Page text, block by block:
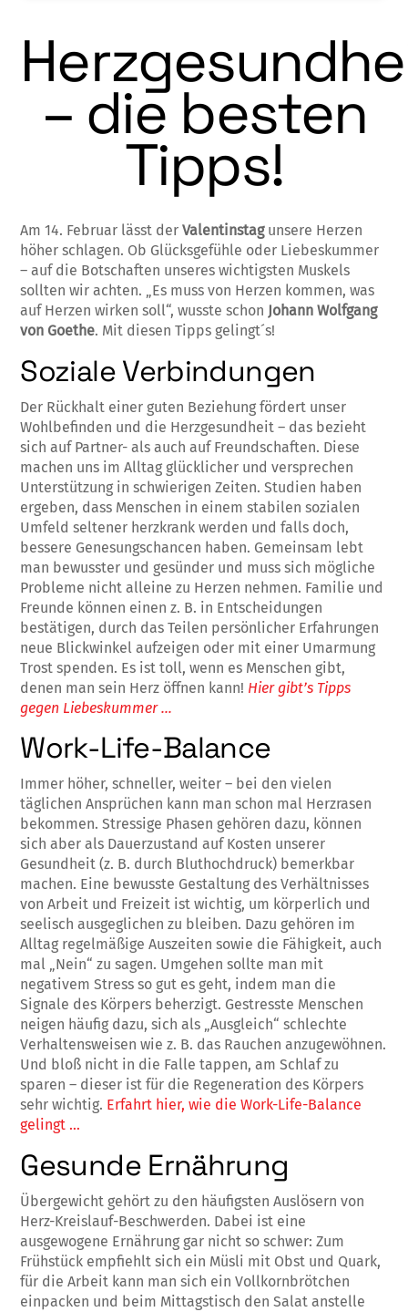
– die besten
Tipps!
Am 14. Februar lässt derValentinstagunsere Herzen
höher schlagen. Ob Glücksgefühle oder Liebeskummer
– auf die Botschaften unseres wichtigsten Muskels
sollten wir achten. „Es muss von Herzen kommen, was
auf Herzen wirken soll“, wusste schon Johann Wolfgang
von Goethe. Mit diesen Tipps gelingt´s!
Soziale Verbindungen
Der Rückhalt einer guten Beziehung fördert unser
Wohlbefinden und die Herzgesundheit – das bezieht
sich auf Partner- als auch auf Freundschaften. Diese
machen uns im Alltag glücklicher und versprechen
Unterstützung in schwierigen Zeiten. Studien haben
ergeben, dass Menschen in einem stabilen sozialen
Umfeld seltener herzkrank werden und falls doch,
bessere Genesungschancen haben. Gemeinsam lebt
man bewusster und gesünder und muss sich mögliche
Probleme nicht alleine zu Herzen nehmen. Familie und
Freunde können einen z. B. in Entscheidungen
bestätigen, durch das Teilen persönlicher Erfahrungen
neue Blickwinkel aufzeigen oder mit einer Umarmung
Trost spenden. Es ist toll, wenn es Menschen gibt,
denen man sein Herz öffnen kann! Hier gibt’s Tipps
gegen Liebeskummer …
Work-Life-Balance
Immer höher, schneller, weiter – bei den vielen
täglichen Ansprüchen kann man schon mal Herzrasen
bekommen. Stressige Phasen gehören dazu, können
sich aber als Dauerzustand auf Kosten unserer
Gesundheit (z. B. durch Bluthochdruck) bemerkbar
machen. Eine bewusste Gestaltung des Verhältnisses
von Arbeit und Freizeit ist wichtig, um körperlich und
seelisch ausgeglichen zu bleiben. Dazu gehören im
Alltag regelmäßige Auszeiten sowie die Fähigkeit, auch
mal „Nein“ zu sagen. Umgehen sollte man mit
negativem Stress so gut es geht, indem man die
Signale des Körpers beherzigt. Gestresste Menschen
neigen häufig dazu, sich als „Ausgleich“ schlechte
Verhaltensweisen wie z. B. das Rauchen anzugewöhnen.
Und bloß nicht in die Falle tappen, am Schlaf zu
sparen – dieser ist für die Regeneration des Körpers
sehr wichtig. Erfahrt hier, wie die Work-Life-Balance
gelingt …
Gesunde Ernährung
Übergewicht gehört zu den häufigsten Auslösern von
Herz-Kreislauf-Beschwerden. Dabei ist eine
ausgewogene Ernährung gar nicht so schwer: Zum
Frühstück empfiehlt sich ein Müsli mit Obst und Quark,
für die Arbeit kann man sich ein Vollkornbrötchen
einpacken und beim Mittagstisch den Salat anstelle